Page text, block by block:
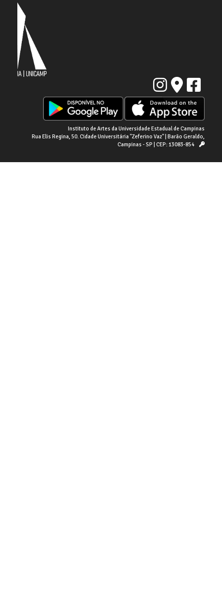
Instituto de Artes da Universidade Estadual de Campinas
Rua Elis Regina, 50. Cidade Universitária "Zeferino Vaz" | Barão Geraldo,
Campinas - SP | CEP: 13083-854